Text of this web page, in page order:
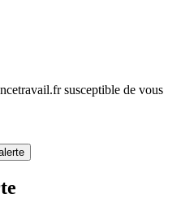
susceptible de vous